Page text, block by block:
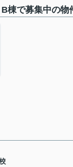
棟で募集中の物